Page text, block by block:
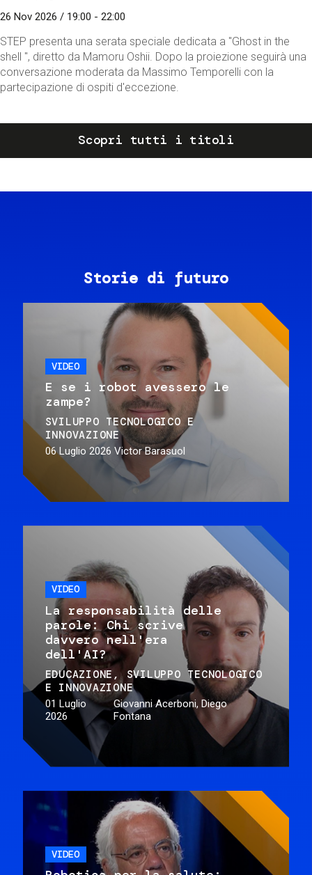
26 Nov 2026 / 19:00 - 22:00
STEP presenta una serata speciale dedicata a "Ghost in the
shell ", diretto da Mamoru Oshii. Dopo la proiezione seguirà una
conversazione moderata da Massimo Temporelli con la
partecipazione di ospiti d'eccezione.
Scopri tutti i titoli
Storie di futuro
VIDEO
E se i robot avessero le
zampe?
SVILUPPO TECNOLOGICO E
INNOVAZIONE
06 Luglio 2026 Victor Barasuol
VIDEO
La responsabilità delle
parole: Chi scrive
davvero nell'era
dell'AI?
EDUCAZIONE
SVILUPPO TECNOLOGICO
E INNOVAZIONE
01 Luglio
2026
Giovanni Acerboni, Diego
Fontana
VIDEO